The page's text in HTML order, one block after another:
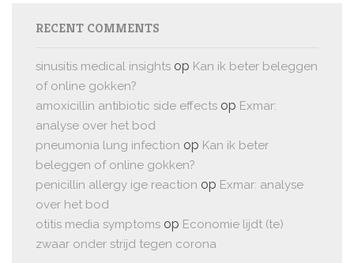
RECENT COMMENTS
sinusitis medical insights op Kan ik beter beleggen
of online gokken?
amoxicillin antibiotic side effects op Exmar:
analyse over het bod
pneumonia lung infection op Kan ik beter
beleggen of online gokken?
penicillin allergy ige reaction op Exmar: analyse
over het bod
otitis media symptoms op Economie lijdt (te)
zwaar onder strijd tegen corona